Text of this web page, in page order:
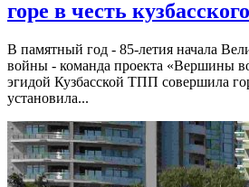
горе в честь
В памятный год - 85-летия начала
войны - команда проекта «Вершины
эгидой Кузбасской ТПП совершила
установила...